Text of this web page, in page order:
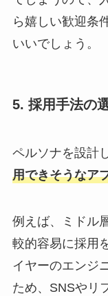
ら嬉しい歓迎条
いいでしょう。
5. 採用手法の
ペルソナを設計
用できそうなア
例えば、ミドル
較的容易に採用
イヤーのエンジ
ため、SNSやリ